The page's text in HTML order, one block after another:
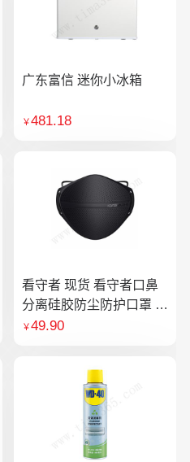
广东富信 迷你小冰箱
￥481.18
看守者 现货 看守者口鼻
分离硅胶防尘防护口罩 1
个口罩含10片滤芯
￥49.90